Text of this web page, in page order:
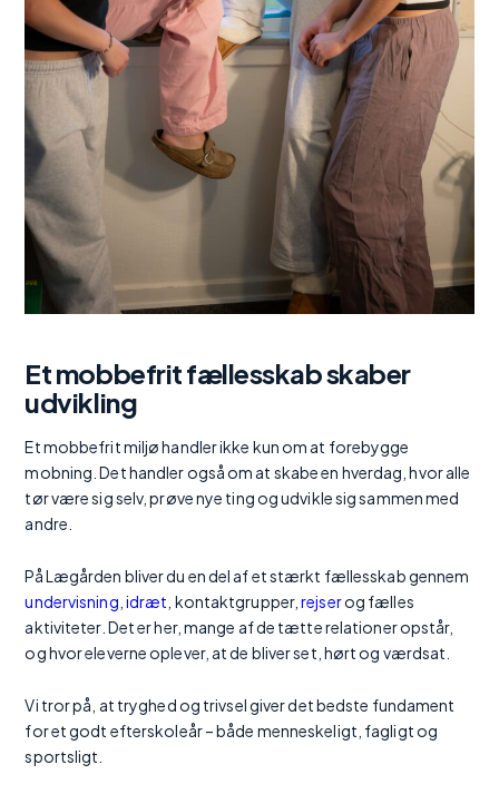
Et mobbefrit fællesskab skaber
udvikling
Et mobbefrit miljø handler ikke kun om at forebygge
mobning. Det handler også om at skabe en hverdag, hvor alle
tør være sig selv, prøve nye ting og udvikle sig sammen med
andre.
På Lægården bliver du en del af et stærkt fællesskab gennem
undervisning idræt , kontaktgrupper,rejserog fælles
aktiviteter. Det er her, mange af de tætte relationer opstår,
og hvor eleverne oplever, at de bliver set, hørt og værdsat.
Vi tror på, at tryghed og trivsel giver det bedste fundament
for et godt efterskoleår – både menneskeligt, fagligt og
sportsligt.